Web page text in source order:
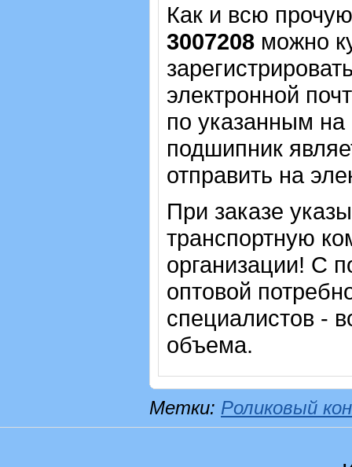
Как и всю
3007208 можно
электронной
по указанным
подшипник
отправить на
При заказе
транспортную
организации! С
оптовой
специалистов -
объема.
Метки: Роликовый